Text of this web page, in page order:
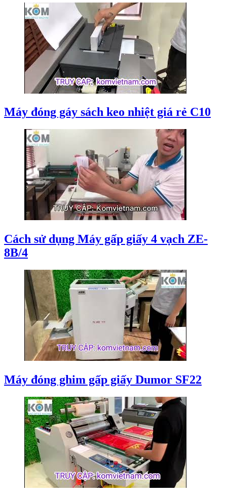
Máy đóng gáy sách keo nhiệt giá rẻ C10
Cách sử dụng Máy gấp giấy 4 vạch ZE-
8B/4
Máy đóng ghim gấp giấy Dumor SF22